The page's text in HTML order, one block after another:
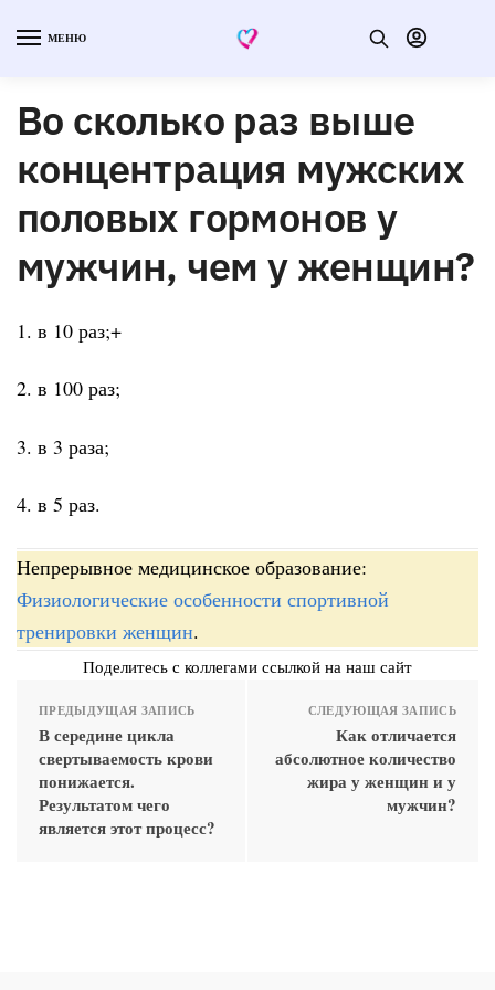
МЕНЮ
Во сколько раз выше
концентрация мужских
половых гормонов у
мужчин, чем у женщин?
1. в 10 раз;+
2. в 100 раз;
3. в 3 раза;
4. в 5 раз.
Непрерывное медицинское образование:
Физиологические особенности спортивной
тренировки женщин.
Поделитесь с коллегами ссылкой на наш сайт
ПРЕДЫДУЩАЯ ЗАПИСЬ
В середине цикла
свертываемость крови
понижается.
Результатом чего
является этот процесс?
СЛЕДУЮЩАЯ ЗАПИСЬ
Как отличается
абсолютное количество
жира у женщин и у
мужчин?